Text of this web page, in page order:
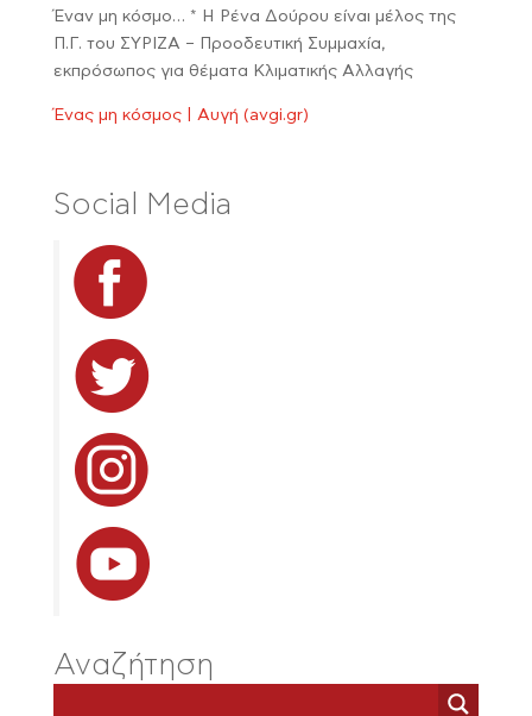
Έναν μη κόσμο… * Η Ρένα Δούρου είναι μέλος της
Π.Γ. του ΣΥΡΙΖΑ – Προοδευτική Συμμαχία,
εκπρόσωπος για θέματα Κλιματικής Αλλαγής
Ένας μη κόσμος | Αυγή (avgi.gr)
Social Media
Αναζήτηση